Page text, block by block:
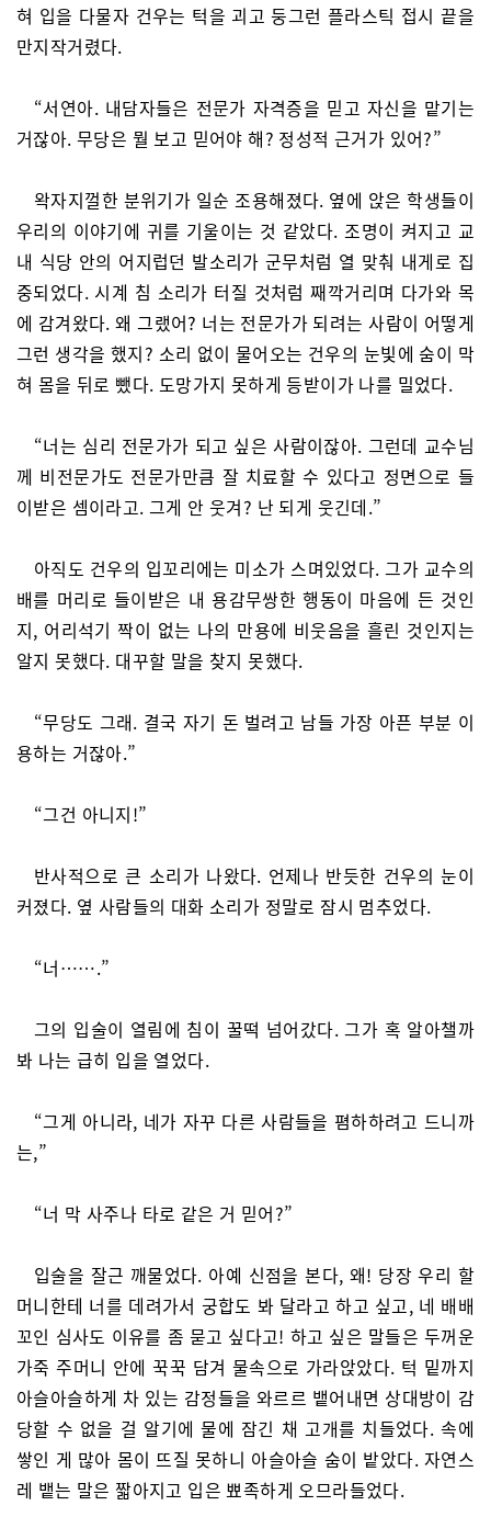
혀 입을 다물자 건우는 턱을 괴고 둥그런 플라스틱 접시 끝을
만지작거렸다.
“서연아. 내담자들은 전문가 자격증을 믿고 자신을 맡기는
거잖아. 무당은 뭘 보고 믿어야 해? 정성적 근거가 있어?”
왁자지껄한 분위기가 일순 조용해졌다. 옆에 앉은 학생들이
우리의 이야기에 귀를 기울이는 것 같았다. 조명이 켜지고 교
내 식당 안의 어지럽던 발소리가 군무처럼 열 맞춰 내게로 집
중되었다. 시계 침 소리가 터질 것처럼 째깍거리며 다가와 목
에 감겨왔다. 왜 그랬어? 너는 전문가가 되려는 사람이 어떻게
그런 생각을 했지? 소리 없이 물어오는 건우의 눈빛에 숨이 막
혀 몸을 뒤로 뺐다. 도망가지 못하게 등받이가 나를 밀었다.
“너는 심리 전문가가 되고 싶은 사람이잖아. 그런데 교수님
께 비전문가도 전문가만큼 잘 치료할 수 있다고 정면으로 들
이받은 셈이라고. 그게 안 웃겨? 난 되게 웃긴데.”
아직도 건우의 입꼬리에는 미소가 스며있었다. 그가 교수의
배를 머리로 들이받은 내 용감무쌍한 행동이 마음에 든 것인
지, 어리석기 짝이 없는 나의 만용에 비웃음을 흘린 것인지는
알지 못했다. 대꾸할 말을 찾지 못했다.
“무당도 그래. 결국 자기 돈 벌려고 남들 가장 아픈 부분 이
용하는 거잖아.”
“그건 아니지!”
반사적으로 큰 소리가 나왔다. 언제나 반듯한 건우의 눈이
커졌다. 옆 사람들의 대화 소리가 정말로 잠시 멈추었다.
“너…….”
그의 입술이 열림에 침이 꿀떡 넘어갔다. 그가 혹 알아챌까
봐 나는 급히 입을 열었다.
“그게 아니라, 네가 자꾸 다른 사람들을 폄하하려고 드니까
는,”
“너 막 사주나 타로 같은 거 믿어?”
입술을 잘근 깨물었다. 아예 신점을 본다, 왜! 당장 우리 할
머니한테 너를 데려가서 궁합도 봐 달라고 하고 싶고, 네 배배
꼬인 심사도 이유를 좀 묻고 싶다고! 하고 싶은 말들은 두꺼운
가죽 주머니 안에 꾹꾹 담겨 물속으로 가라앉았다. 턱 밑까지
아슬아슬하게 차 있는 감정들을 와르르 뱉어내면 상대방이 감
당할 수 없을 걸 알기에 물에 잠긴 채 고개를 치들었다. 속에
쌓인 게 많아 몸이 뜨질 못하니 아슬아슬 숨이 밭았다. 자연스
레 뱉는 말은 짧아지고 입은 뾰족하게 오므라들었다.